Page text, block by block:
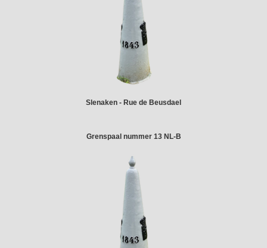
Slenaken - Rue de Beusdael
Grenspaal nummer 13 NL-B